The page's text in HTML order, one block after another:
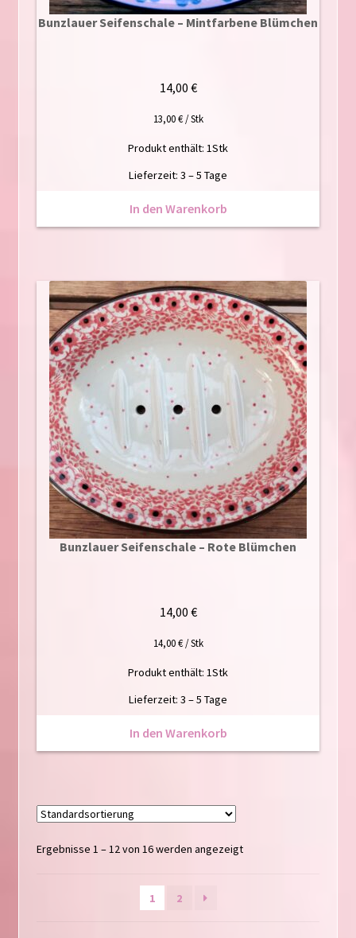
Bunzlauer Seifenschale – Mintfarbene Blümchen
14,00 €
13,00€/Stk
Produkt enthält: 1Stk
Lieferzeit: 3 – 5 Tage
In den Warenkorb
Bunzlauer Seifenschale – Rote Blümchen
14,00 €
14,00€/Stk
Produkt enthält: 1Stk
Lieferzeit: 3 – 5 Tage
In den Warenkorb
Ergebnisse 1 – 12 von 16 werden angezeigt
1 2